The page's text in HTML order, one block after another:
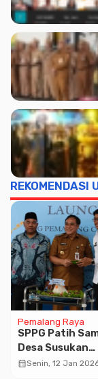
REKOMENDASI
Pemalang Raya
SPPG Patih
Desa Susukan
Diresmikan
calendar_monthSenin, 12 Jan 2026